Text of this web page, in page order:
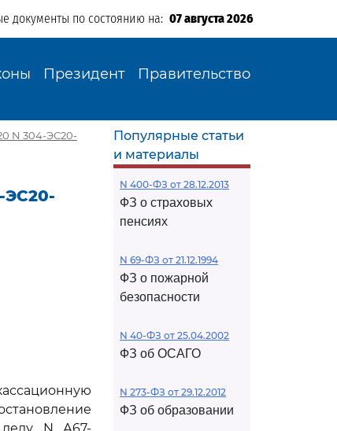
документы по состоянию на: 07 августа 2026
Президент Правительство
N 304-ЭС20-
ЭС20-
Популярные статьи
и материалы
N 400-ФЗ от 28.12.2013
ФЗ о страховых
пенсиях
N 69-ФЗ от 21.12.1994
ФЗ о пожарной
безопасности
N 40-ФЗ от 25.04.2002
ФЗ об ОСАГО
N 273-ФЗ от 29.12.2012
ФЗ об образовании